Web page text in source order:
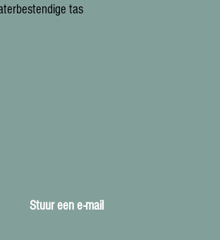
tas
Stuur een e-mail